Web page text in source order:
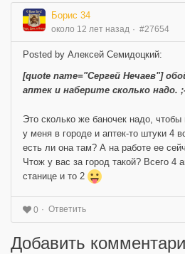
Борис 34
около 12 лет назад #27654
Posted by Алексей Семидоцкий:
[quote name="Сергей Нечаев"]
аптек и наберите сколько надо.
Это сколько же баночек надо,
у меня в городе и аптек-то штуки 4
есть ли она там? А на работе ее
Чтож у вас за город такой? Всего 4
станице и то 2
0 Ответить
Добавить